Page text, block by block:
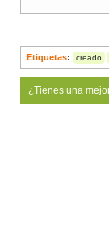
Etiquetas: creado
¿Tienes una